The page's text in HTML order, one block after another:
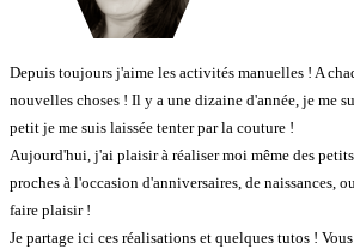
Depuis toujours j'aime les activités manuelles ! A
nouvelles choses ! Il y a une dizaine d'année, je me
petit je me suis laissée tenter par la couture !
Aujourd'hui, j'ai plaisir à réaliser moi même des
proches à l'occasion d'anniversaires, de naissances,
faire plaisir !
Je partage ici ces réalisations et quelques tutos !